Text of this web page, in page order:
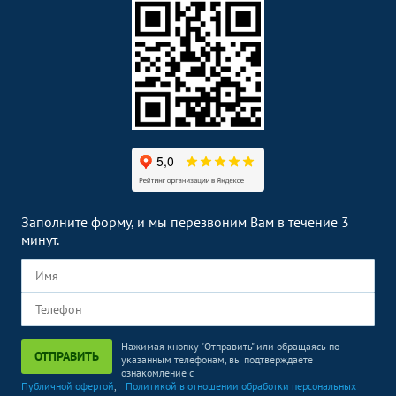
Заполните форму, и мы перезвоним Вам в течение 3
минут.
ОТПРАВИТЬ
Нажимая кнопку "Отправить" или обращаясь по
указанным телефонам, вы подтверждаете
ознакомление с
Публичной офертой,
Политикой в отношении обработки персональных